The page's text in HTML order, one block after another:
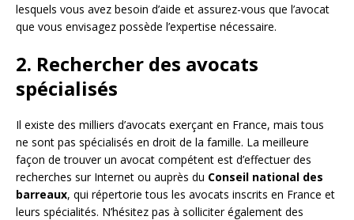
lesquels vous avez besoin d’aide et assurez-vous que l’avocat
que vous envisagez possède l’expertise nécessaire.
2. Rechercher des avocats
spécialisés
Il existe des milliers d’avocats exerçant en France, mais tous
ne sont pas spécialisés en droit de la famille. La meilleure
façon de trouver un avocat compétent est d’effectuer des
recherches sur Internet ou auprès du Conseil national des
barreaux, qui répertorie tous les avocats inscrits en France et
leurs spécialités. N’hésitez pas à solliciter également des